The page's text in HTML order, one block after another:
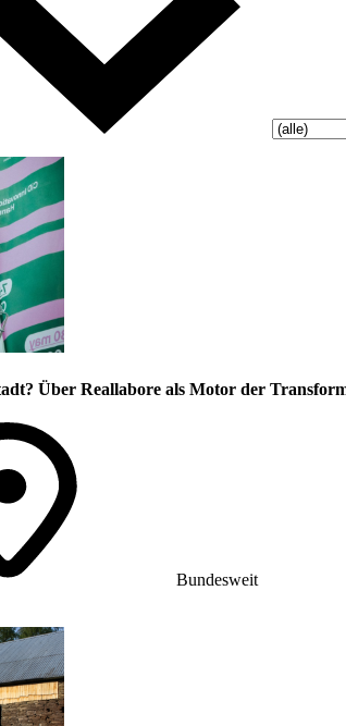
Über Reallabore als Motor der
Bundesweit